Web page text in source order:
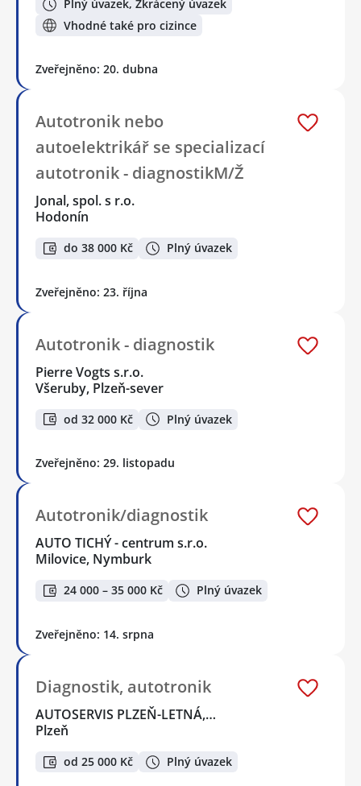
Plný úvazek, Zkrácený úvazek
Vhodné také pro cizince
Zveřejněno: 20. dubna
Autotronik nebo
autoelektrikář se specializací
autotronik - diagnostikM/Ž
Jonal, spol. s r.o.
Hodonín
do 38 000 Kč Plný úvazek
Zveřejněno: 23. října
Autotronik - diagnostik
Pierre Vogts s.r.o.
Všeruby, Plzeň-sever
od 32 000 Kč Plný úvazek
Zveřejněno: 29. listopadu
Autotronik/diagnostik
AUTO TICHÝ - centrum s.r.o.
Milovice, Nymburk
24 000 – 35 000 Kč Plný úvazek
Zveřejněno: 14. srpna
Diagnostik, autotronik
AUTOSERVIS PLZEŇ-LETNÁ,…
Plzeň
od 25 000 Kč Plný úvazek